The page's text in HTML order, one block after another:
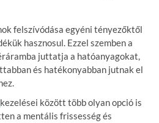
felszívódása egyéni tényezőktől
hasznosul. Ezzel szemben a
juttatja a hatóanyagokat,
és hatékonyabban jutnak el
kezelései között több olyan opció is
a mentális frissesség és